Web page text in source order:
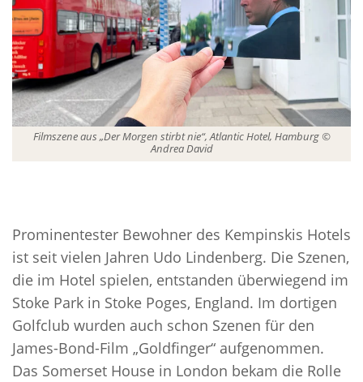
Filmszene aus „Der Morgen stirbt nie“, Atlantic Hotel, Hamburg ©
Andrea David
Prominentester Bewohner des Kempinskis Hotels
ist seit vielen Jahren Udo Lindenberg. Die Szenen,
die im Hotel spielen, entstanden überwiegend im
Stoke Park in Stoke Poges, England. Im dortigen
Golfclub wurden auch schon Szenen für den
James-Bond-Film „Goldfinger“ aufgenommen.
Das Somerset House in London bekam die Rolle